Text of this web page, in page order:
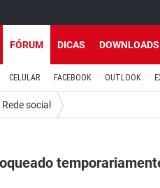
FÓRUM DICAS DOWNLOADS
CELULAR FACEBOOK OUTLOOK
Rede social